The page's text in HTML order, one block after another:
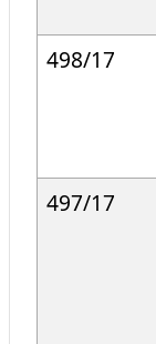
498/17
497/17